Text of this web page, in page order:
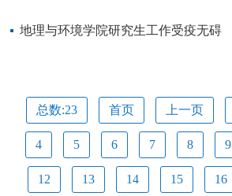
地理与环境学院研究生工作受疫无碍
总数:23 首页 上一页
4 5 6 7 8 9
12 13 14 15 16